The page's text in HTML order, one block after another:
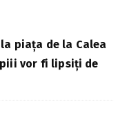
piața de la Calea
vor fi lipsiți de